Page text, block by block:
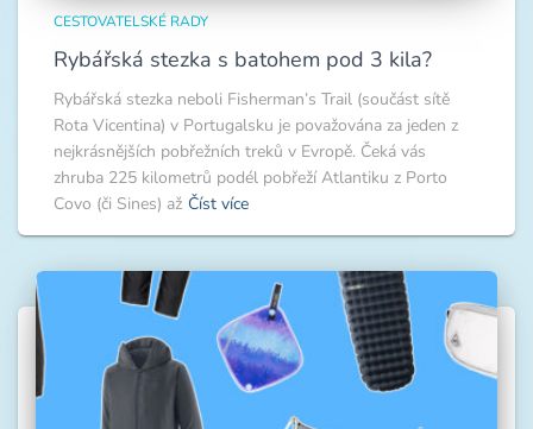
CESTOVATELSKÉ RADY
Rybářská stezka s batohem pod 3 kila?
Rybářská stezka neboli Fisherman’s Trail (součást sítě
Rota Vicentina) v Portugalsku je považována za jeden z
nejkrásnějších pobřežních treků v Evropě. Čeká vás
zhruba 225 kilometrů podél pobřeží Atlantiku z Porto
Covo (či Sines) až Číst více